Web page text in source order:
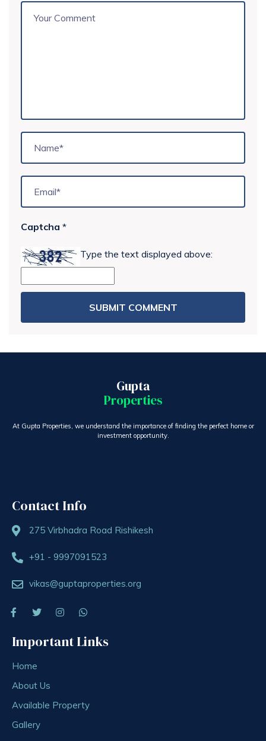
Captcha *
Type the text displayed above:
Gupta
Properties
At Gupta Properties, we understand the importance of finding the perfect home or
investment opportunity.
Contact Info
275 Virbhadra Road Rishikesh
+91 - 9997091523
vikas@guptaproperties.org
Important Links
Home
About Us
Available Property
Gallery